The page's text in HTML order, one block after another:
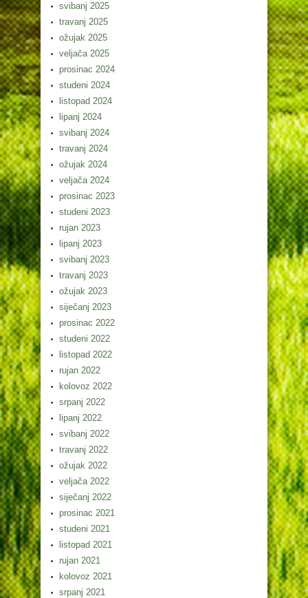
svibanj 2025
travanj 2025
ožujak 2025
veljača 2025
prosinac 2024
studeni 2024
listopad 2024
lipanj 2024
svibanj 2024
travanj 2024
ožujak 2024
veljača 2024
prosinac 2023
studeni 2023
rujan 2023
lipanj 2023
svibanj 2023
travanj 2023
ožujak 2023
siječanj 2023
prosinac 2022
studeni 2022
listopad 2022
rujan 2022
kolovoz 2022
srpanj 2022
lipanj 2022
svibanj 2022
travanj 2022
ožujak 2022
veljača 2022
siječanj 2022
prosinac 2021
studeni 2021
listopad 2021
rujan 2021
kolovoz 2021
srpanj 2021